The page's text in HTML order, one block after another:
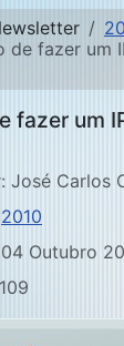
de fazer um
fazer um
José Carlos
2010
Outubro